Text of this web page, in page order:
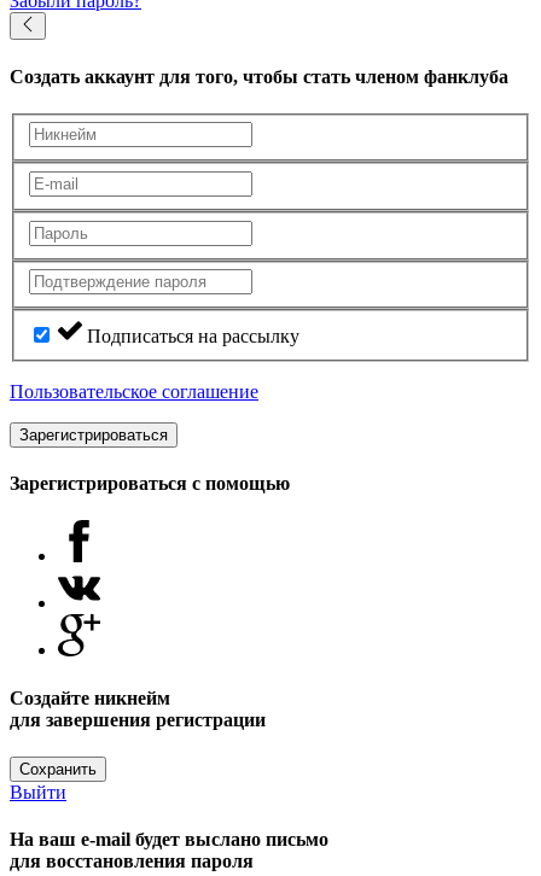
Создать аккаунт для того, чтобы стать членом фанклуба
Подписаться на рассылку
Пользовательское соглашение
Зарегистрироваться
Зарегистрироваться с помощью
Создайте никнейм
для завершения регистрации
Сохранить
Выйти
На ваш e-mail будет выслано письмо
для восстановления пароля